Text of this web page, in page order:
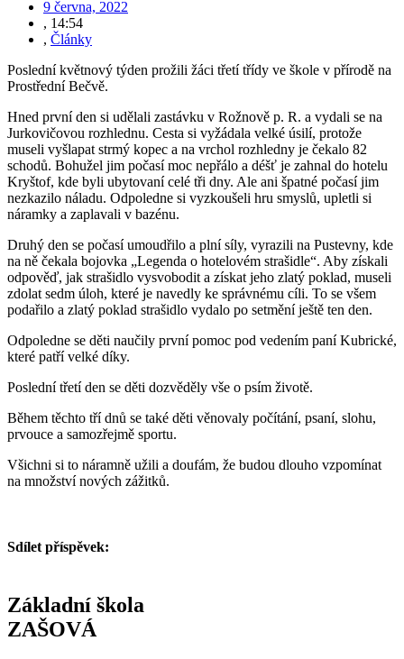
9 června, 2022
, 14:54
, Články
Poslední květnový týden prožili žáci třetí třídy ve škole v přírodě na
Prostřední Bečvě.
Hned první den si udělali zastávku v Rožnově p. R. a vydali se na
Jurkovičovou rozhlednu. Cesta si vyžádala velké úsilí, protože
museli vyšlapat strmý kopec a na vrchol rozhledny je čekalo 82
schodů. Bohužel jim počasí moc nepřálo a déšť je zahnal do hotelu
Kryštof, kde byli ubytovaní celé tři dny. Ale ani špatné počasí jim
nezkazilo náladu. Odpoledne si vyzkoušeli hru smyslů, upletli si
náramky a zaplavali v bazénu.
Druhý den se počasí umoudřilo a plní síly, vyrazili na Pustevny, kde
na ně čekala bojovka „Legenda o hotelovém strašidle“. Aby získali
odpověď, jak strašidlo vysvobodit a získat jeho zlatý poklad, museli
zdolat sedm úloh, které je navedly ke správnému cíli. To se všem
podařilo a zlatý poklad strašidlo vydalo po setmění ještě ten den.
Odpoledne se děti naučily první pomoc pod vedením paní Kubrické,
které patří velké díky.
Poslední třetí den se děti dozvěděly vše o psím životě.
Během těchto tří dnů se také děti věnovaly počítání, psaní, slohu,
prvouce a samozřejmě sportu.
Všichni si to náramně užili a doufám, že budou dlouho vzpomínat
na množství nových zážitků.
Sdílet příspěvek:
Základní škola
ZAŠOVÁ